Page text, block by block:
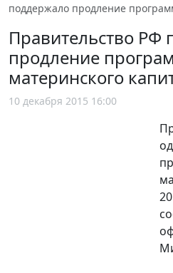
поддержало продление
Правительство РФ
продление
материнского
10 декабря 2015 16:00